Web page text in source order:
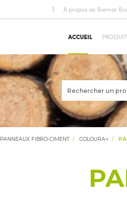
À propos de Biemar
ACCUEIL
PANNEAUX FIBRO-CIMENT COLOURA+